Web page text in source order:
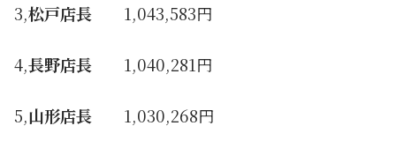
3,松戸店長 1,043,583円
4,長野店長 1,040,281円
5,山形店長 1,030,268円